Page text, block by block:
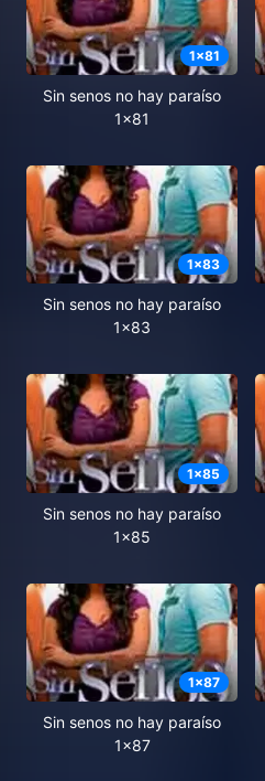
1x81
Sin senos no hay paraíso
1x81
1x83
Sin senos no hay paraíso
1x83
1x85
Sin senos no hay paraíso
1x85
1x87
Sin senos no hay paraíso
1x87